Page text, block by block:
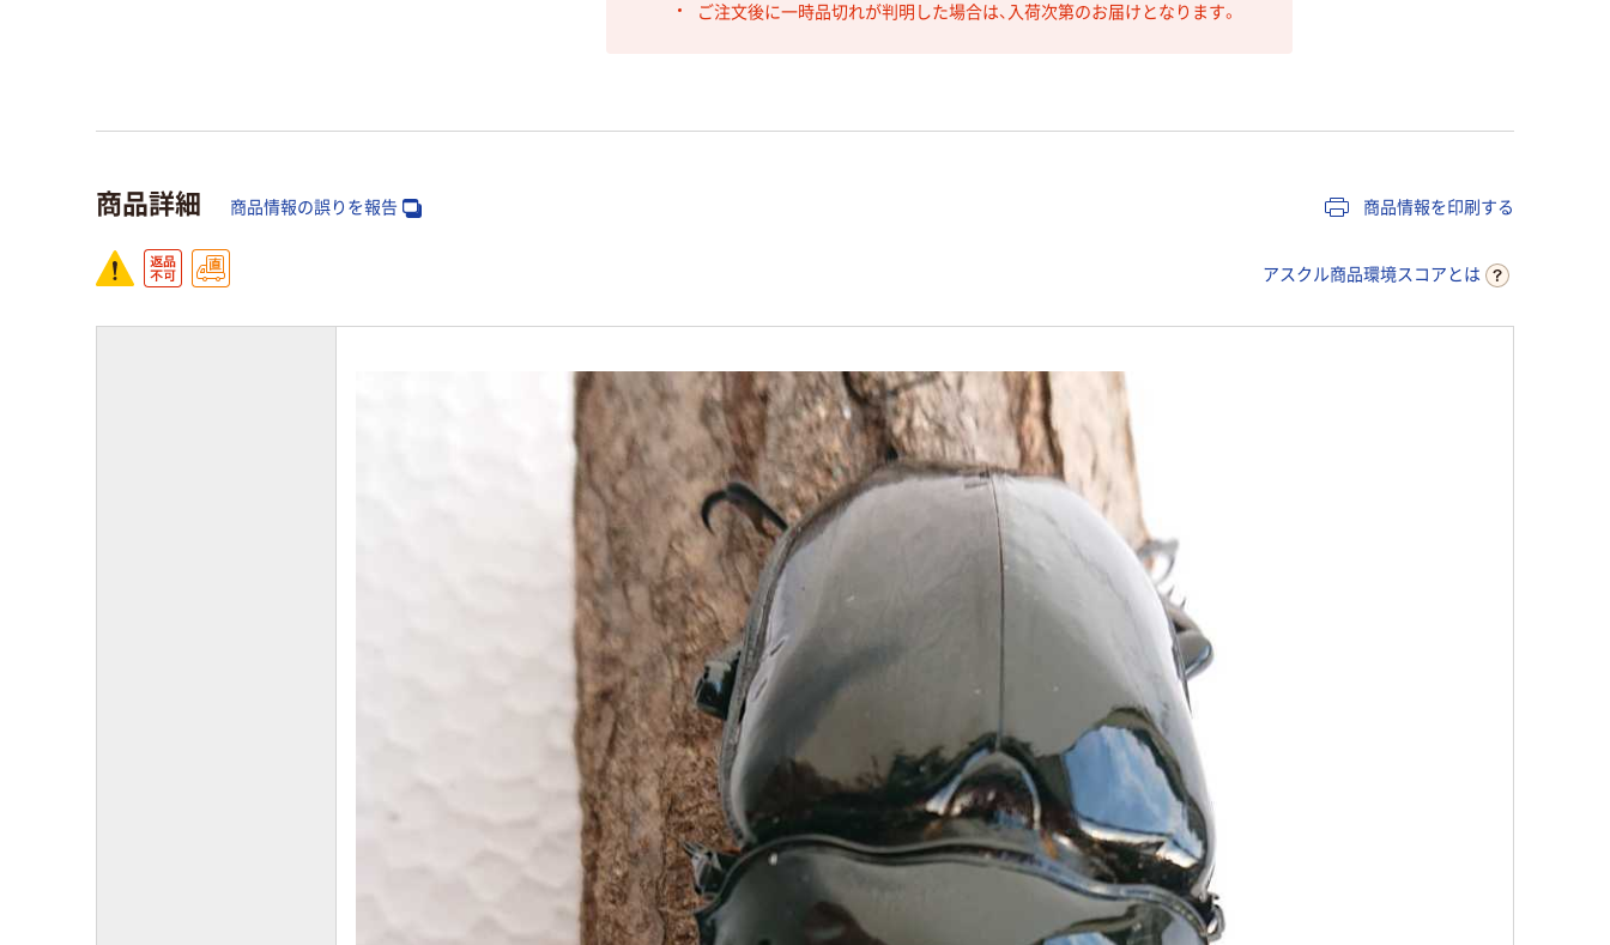
ご注文後に一時品切れが判明した場合は、入荷次第のお届けとなります。
商品詳細 商品情報の誤りを報告 商品情報を印刷する
アスクル商品環境スコアとは